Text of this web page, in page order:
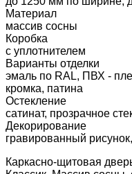
Материал
массив сосны
Коробка
с уплотнителем
Варианты отделки
эмаль по RAL, ПВХ -
кромка, патина
Остекление
сатинат, прозрачное
Декорирование
гравированный
Каркасно-щитовая